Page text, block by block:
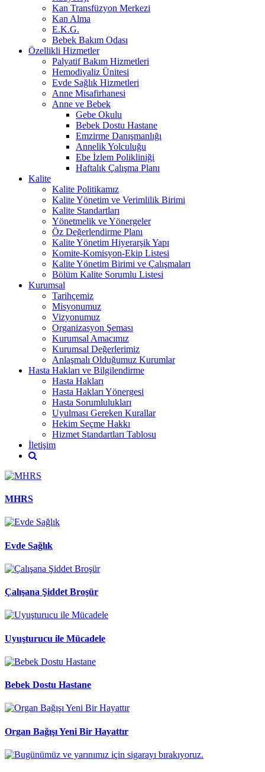
Kan Transfüzyon Merkezi
Kan Alma
E.K.G.
Bebek Bakım Odası
Özellikli Hizmetler
Palyatif Bakım Hizmetleri
Hemodiyaliz Ünitesi
Evde Sağlık Hizmetleri
Anne Misafirhanesi
Anne ve Bebek
Gebe Okulu
Bebek Dostu Hastane
Emzirme Danışmanlığı
Annelik Yolculuğu
Ebe İzlem Polikliniği
Haftalık Çalışma Planı
Kalite
Kalite Politikamız
Kalite Yönetim ve Verimlilik Birimi
Kalite Standartları
Yönetmelik ve Yönergeler
Öz Değerlendirme Planı
Kalite Yönetim Hiyerarşik Yapı
Komite-Komisyon-Ekip Listesi
Kalite Yönetim Birimi ve Çalışmaları
Bölüm Kalite Sorumlu Listesi
Kurumsal
Tarihçemiz
Misyonumuz
Vizyonumuz
Organizasyon Şeması
Kurumsal Amacımız
Kurumsal Değerlerimiz
Anlaşmalı Olduğumuz Kurumlar
Hasta Hakları ve Bilgilendirme
Hasta Hakları
Hasta Hakları Yönergesi
Hasta Sorumlulukları
Uyulması Gereken Kurallar
Hekim Seçme Hakkı
Hizmet Standartları Tablosu
İletişim
MHRS
Evde Sağlık
Çalışana Şiddet Broşür
Uyuşturucu ile Mücadele
Bebek Dostu Hastane
Organ Bağışı Yeni Bir Hayattır